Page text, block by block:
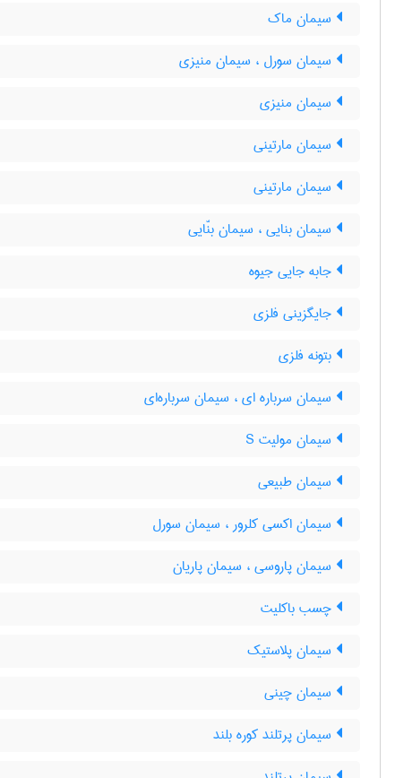
سیمان ماک
سیمان سورل ، سیمان منیزی
سیمان منیزی
سیمان مارتینی
سیمان مارتینی
سیمان بنایی ، سیمان بنّایی
جابه جایی جیوه
جایگزینی فلزی
بتونه فلزی
سیمان سرباره ای ، سیمان سرباره‌ای
سیمان مولیت S
سیمان طبیعی
سیمان اکسی کلرور ، سیمان سورل
سیمان پاروسی ، سیمان پاریان
چسب باکلیت
سیمان پلاستیک
سیمان چینی
سیمان پرتلند کوره بلند